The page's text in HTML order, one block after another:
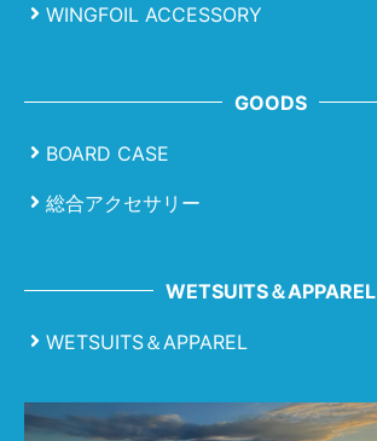
WINGFOIL ACCESSORY
GOODS
BOARD CASE
総合アクセサリー
WETSUITS＆APPAREL
WETSUITS＆APPAREL